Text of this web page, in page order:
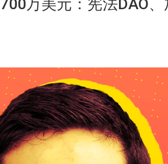
万美元：宪法DAO